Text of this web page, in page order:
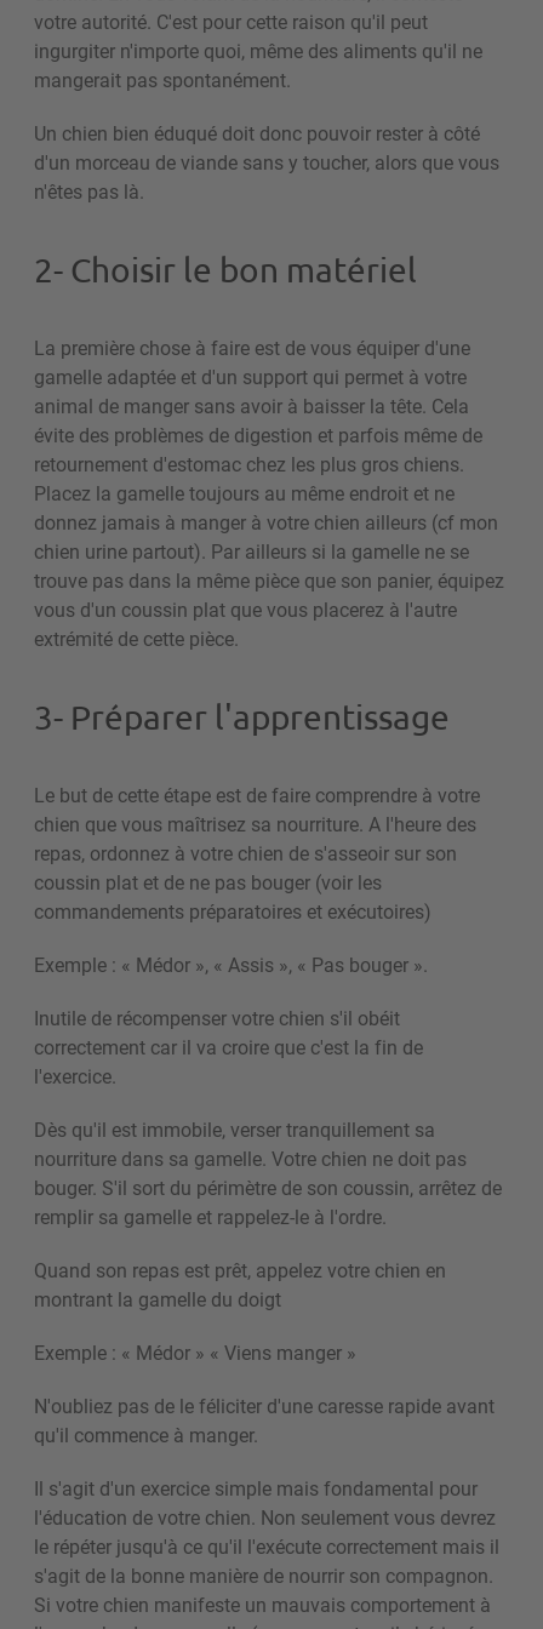
votre autorité. C'est pour cette raison qu'il peut
ingurgiter n'importe quoi, même des aliments qu'il ne
mangerait pas spontanément.
Un chien bien éduqué doit donc pouvoir rester à côté
d'un morceau de viande sans y toucher, alors que vous
n'êtes pas là.
2- Choisir le bon matériel
La première chose à faire est de vous équiper d'une
gamelle adaptée et d'un support qui permet à votre
animal de manger sans avoir à baisser la tête. Cela
évite des problèmes de digestion et parfois même de
retournement d'estomac chez les plus gros chiens.
Placez la gamelle toujours au même endroit et ne
donnez jamais à manger à votre chien ailleurs (cf mon
chien urine partout). Par ailleurs si la gamelle ne se
trouve pas dans la même pièce que son panier, équipez
vous d'un coussin plat que vous placerez à l'autre
extrémité de cette pièce.
3- Préparer l'apprentissage
Le but de cette étape est de faire comprendre à votre
chien que vous maîtrisez sa nourriture. A l'heure des
repas, ordonnez à votre chien de s'asseoir sur son
coussin plat et de ne pas bouger (voir les
commandements préparatoires et exécutoires)
Exemple : « Médor », « Assis », « Pas bouger ».
Inutile de récompenser votre chien s'il obéit
correctement car il va croire que c'est la fin de
l'exercice.
Dès qu'il est immobile, verser tranquillement sa
nourriture dans sa gamelle. Votre chien ne doit pas
bouger. S'il sort du périmètre de son coussin, arrêtez de
remplir sa gamelle et rappelez-le à l'ordre.
Quand son repas est prêt, appelez votre chien en
montrant la gamelle du doigt
Exemple : « Médor » « Viens manger »
N'oubliez pas de le féliciter d'une caresse rapide avant
qu'il commence à manger.
Il s'agit d'un exercice simple mais fondamental pour
l'éducation de votre chien. Non seulement vous devrez
le répéter jusqu'à ce qu'il l'exécute correctement mais il
s'agit de la bonne manière de nourrir son compagnon.
Si votre chien manifeste un mauvais comportement à